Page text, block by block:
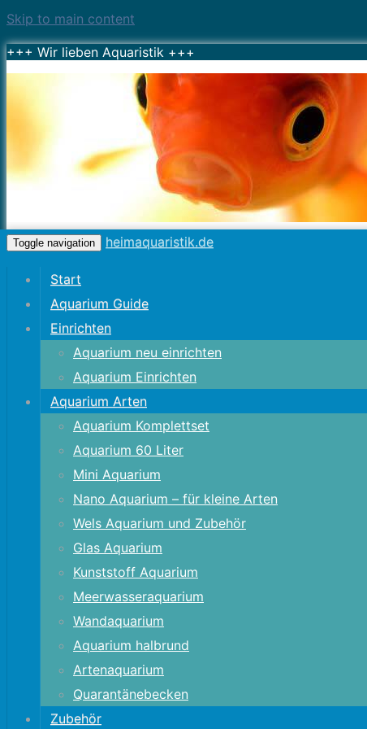
Skip to main content
+++ Wir lieben Aquaristik +++
Toggle navigation heimaquaristik.de
Start
Aquarium Guide
Einrichten
Aquarium neu einrichten
Aquarium Einrichten
Aquarium Arten
Aquarium Komplettset
Aquarium 60 Liter
Mini Aquarium
Nano Aquarium – für kleine Arten
Wels Aquarium und Zubehör
Glas Aquarium
Kunststoff Aquarium
Meerwasseraquarium
Wandaquarium
Aquarium halbrund
Artenaquarium
Quarantänebecken
Zubehör